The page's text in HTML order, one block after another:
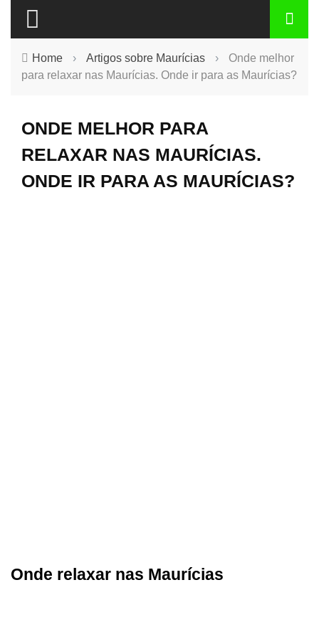
Home › Artigos sobre Maurícias ›
Onde melhor
para relaxar nas Maurícias. Onde ir para as Maurícias?
ONDE MELHOR PARA
RELAXAR NAS MAURÍCIAS.
ONDE IR PARA AS MAURÍCIAS?
Onde relaxar nas Maurícias